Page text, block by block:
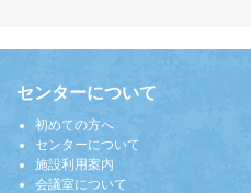
センターについて
初めての方へ
センターについて
施設利用案内
会議室について